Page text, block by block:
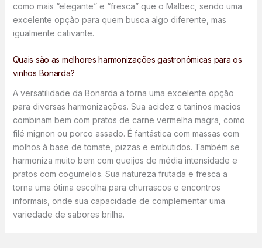
como mais “elegante” e “fresca” que o Malbec, sendo uma
excelente opção para quem busca algo diferente, mas
igualmente cativante.
Quais são as melhores harmonizações gastronômicas para os
vinhos Bonarda?
A versatilidade da Bonarda a torna uma excelente opção
para diversas harmonizações. Sua acidez e taninos macios
combinam bem com pratos de carne vermelha magra, como
filé mignon ou porco assado. É fantástica com massas com
molhos à base de tomate, pizzas e embutidos. Também se
harmoniza muito bem com queijos de média intensidade e
pratos com cogumelos. Sua natureza frutada e fresca a
torna uma ótima escolha para churrascos e encontros
informais, onde sua capacidade de complementar uma
variedade de sabores brilha.